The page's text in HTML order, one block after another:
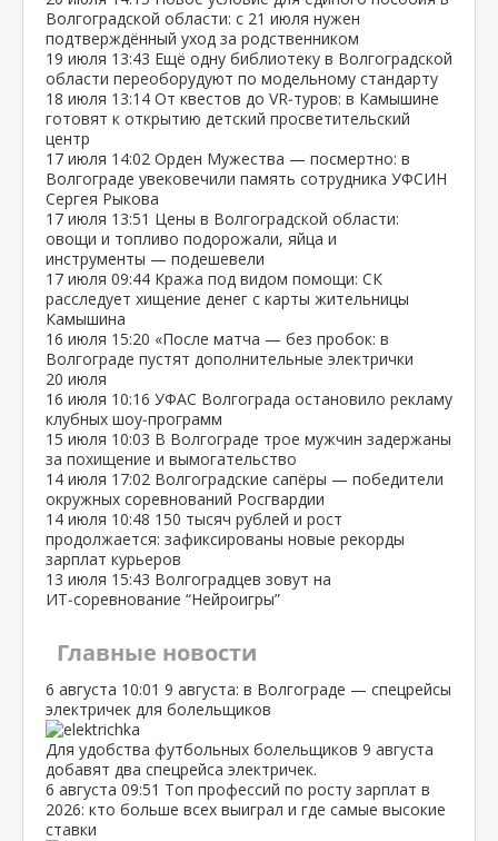
Волгоградской области: с 21 июля нужен
подтверждённый уход за родственником
19 июля 13:43 Ещё одну библиотеку в Волгоградской
области переоборудуют по модельному стандарту
18 июля 13:14 От квестов до VR‑туров: в Камышине
готовят к открытию детский просветительский
центр
17 июля 14:02 Орден Мужества — посмертно: в
Волгограде увековечили память сотрудника УФСИН
Сергея Рыкова
17 июля 13:51 Цены в Волгоградской области:
овощи и топливо подорожали, яйца и
инструменты — подешевели
17 июля 09:44 Кража под видом помощи: СК
расследует хищение денег с карты жительницы
Камышина
16 июля 15:20 «После матча — без пробок: в
Волгограде пустят дополнительные электрички
20 июля
16 июля 10:16 УФАС Волгограда остановило рекламу
клубных шоу‑программ
15 июля 10:03 В Волгограде трое мужчин задержаны
за похищение и вымогательство
14 июля 17:02 Волгоградские сапёры — победители
окружных соревнований Росгвардии
14 июля 10:48 150 тысяч рублей и рост
продолжается: зафиксированы новые рекорды
зарплат курьеров
13 июля 15:43 Волгоградцев зовут на
ИТ‑соревнование “Нейроигры”
Главные новости
6 августа 10:01 9 августа: в Волгограде — спецрейсы
электричек для болельщиков
Для удобства футбольных болельщиков 9 августа
добавят два спецрейса электричек.
6 августа 09:51 Топ профессий по росту зарплат в
2026: кто больше всех выиграл и где самые высокие
ставки